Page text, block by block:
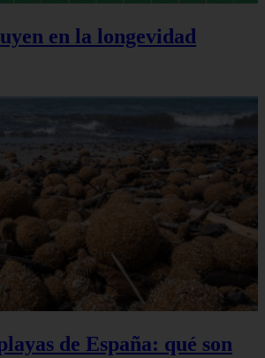
en la longevidad
de España: qué son